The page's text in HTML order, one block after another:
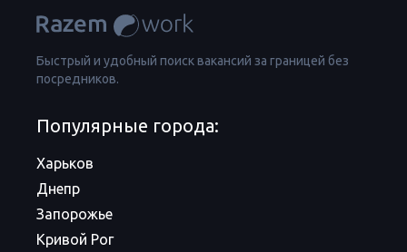
Быстрый и удобный поиск вакансий за границей без
посредников.
Популярные города:
Харьков
Днепр
Запорожье
Кривой Рог